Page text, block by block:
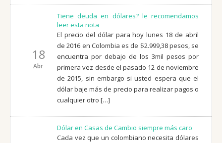
18
Abr
Tiene deuda en dólares? le recomendamos
leer esta nota
El precio del dólar para hoy lunes 18 de abril
de 2016 en Colombia es de $2.999,38 pesos, se
encuentra por debajo de los 3mil pesos por
primera vez desde el pasado 12 de noviembre
de 2015, sin embargo si usted espera que el
dólar baje más de precio para realizar pagos o
cualquier otro […]
Dólar en Casas de Cambio siempre más caro
Cada vez que un colombiano necesita dólares